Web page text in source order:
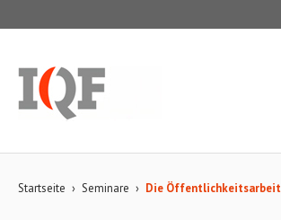
Startseite › Seminare › Die Öffentlichkeitsarbeit